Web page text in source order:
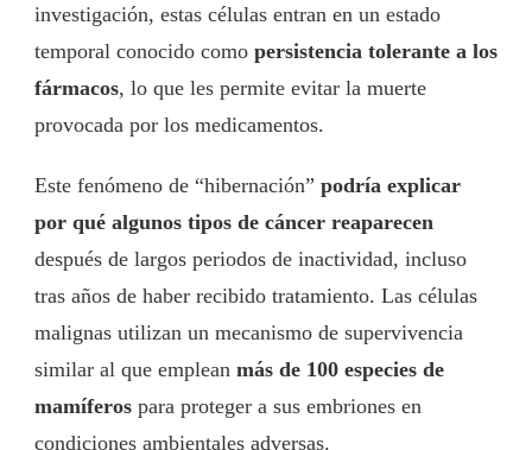
investigación, estas células entran en un estado
temporal conocido como persistencia tolerante a los
fármacos, lo que les permite evitar la muerte
provocada por los medicamentos.
Este fenómeno de “hibernación” podría explicar
por qué algunos tipos de cáncer reaparecen
después de largos periodos de inactividad, incluso
tras años de haber recibido tratamiento. Las células
malignas utilizan un mecanismo de supervivencia
similar al que emplean más de 100 especies de
mamíferos para proteger a sus embriones en
condiciones ambientales adversas.